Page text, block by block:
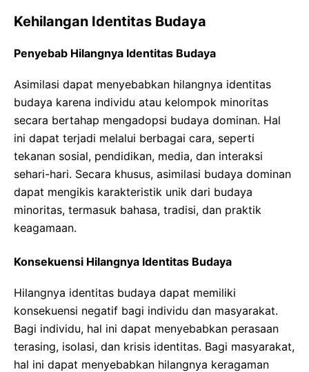
Kehilangan Identitas Budaya
Penyebab Hilangnya Identitas Budaya
Asimilasi dapat menyebabkan hilangnya identitas
budaya karena individu atau kelompok minoritas
secara bertahap mengadopsi budaya dominan. Hal
ini dapat terjadi melalui berbagai cara, seperti
tekanan sosial, pendidikan, media, dan interaksi
sehari-hari. Secara khusus, asimilasi budaya dominan
dapat mengikis karakteristik unik dari budaya
minoritas, termasuk bahasa, tradisi, dan praktik
keagamaan.
Konsekuensi Hilangnya Identitas Budaya
Hilangnya identitas budaya dapat memiliki
konsekuensi negatif bagi individu dan masyarakat.
Bagi individu, hal ini dapat menyebabkan perasaan
terasing, isolasi, dan krisis identitas. Bagi masyarakat,
hal ini dapat menyebabkan hilangnya keragaman